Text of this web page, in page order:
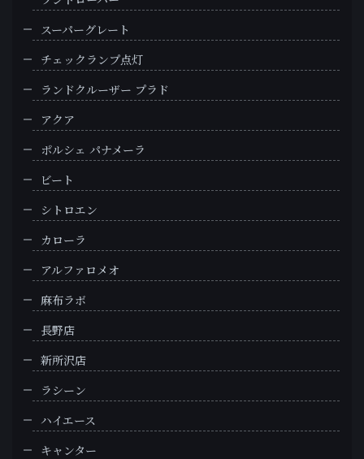
スーパーグレート
チェックランプ点灯
ランドクルーザー プラド
アクア
ポルシェ パナメーラ
ビート
シトロエン
カローラ
アルファロメオ
麻布ラボ
長野店
新所沢店
ラシーン
ハイエース
キャンター